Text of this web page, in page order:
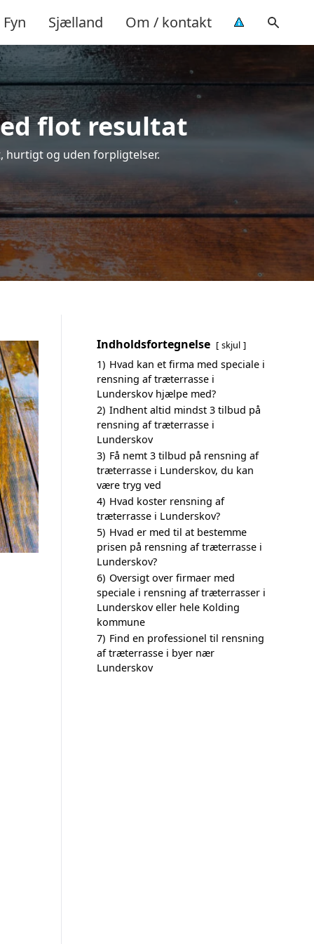
Fyn Sjælland Om / kontakt
flot resultat
hurtigt og uden forpligtelser.
Indholdsfortegnelse skjul
1) Hvad kan et firma med speciale i
rensning af træterrasse i
Lunderskov hjælpe med?
2) Indhent altid mindst 3 tilbud på
rensning af træterrasse i
Lunderskov
3) Få nemt 3 tilbud på rensning af
træterrasse i Lunderskov, du kan
være tryg ved
4) Hvad koster rensning af
træterrasse i Lunderskov?
5) Hvad er med til at bestemme
prisen på rensning af træterrasse i
Lunderskov?
6) Oversigt over firmaer med
speciale i rensning af træterrasser i
Lunderskov eller hele Kolding
kommune
7) Find en professionel til rensning
af træterrasse i byer nær
Lunderskov